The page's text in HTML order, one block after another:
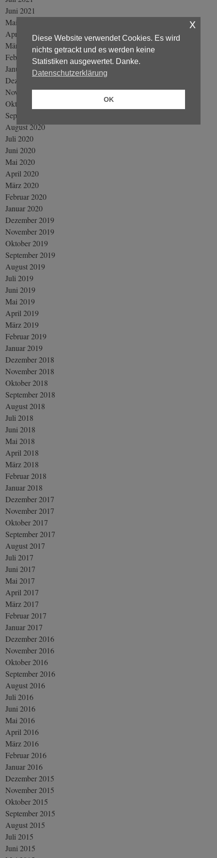
Juni 2021
Mai 2021
April 2021
März 2021
Februar 2021
Januar 2021
Dezember 2020
November 2020
Oktober 2020
September 2020
August 2020
Juli 2020
Juni 2020
Mai 2020
April 2020
März 2020
Februar 2020
Januar 2020
Dezember 2019
November 2019
Oktober 2019
September 2019
August 2019
Juli 2019
Juni 2019
Mai 2019
April 2019
März 2019
Februar 2019
Januar 2019
Dezember 2018
November 2018
Oktober 2018
September 2018
August 2018
Juli 2018
Juni 2018
Mai 2018
April 2018
März 2018
Februar 2018
Januar 2018
Dezember 2017
November 2017
Oktober 2017
September 2017
August 2017
Juli 2017
Juni 2017
Mai 2017
April 2017
März 2017
Februar 2017
Januar 2017
Dezember 2016
November 2016
Oktober 2016
September 2016
August 2016
Juli 2016
Juni 2016
Mai 2016
April 2016
März 2016
Februar 2016
Januar 2016
Dezember 2015
November 2015
Oktober 2015
September 2015
August 2015
Juli 2015
Juni 2015
Diese Website verwendet Cookies. Es wird
nichts getrackt und es werden keine
Statistiken ausgewertet. Danke.
Datenschutzerklärung
OK
x